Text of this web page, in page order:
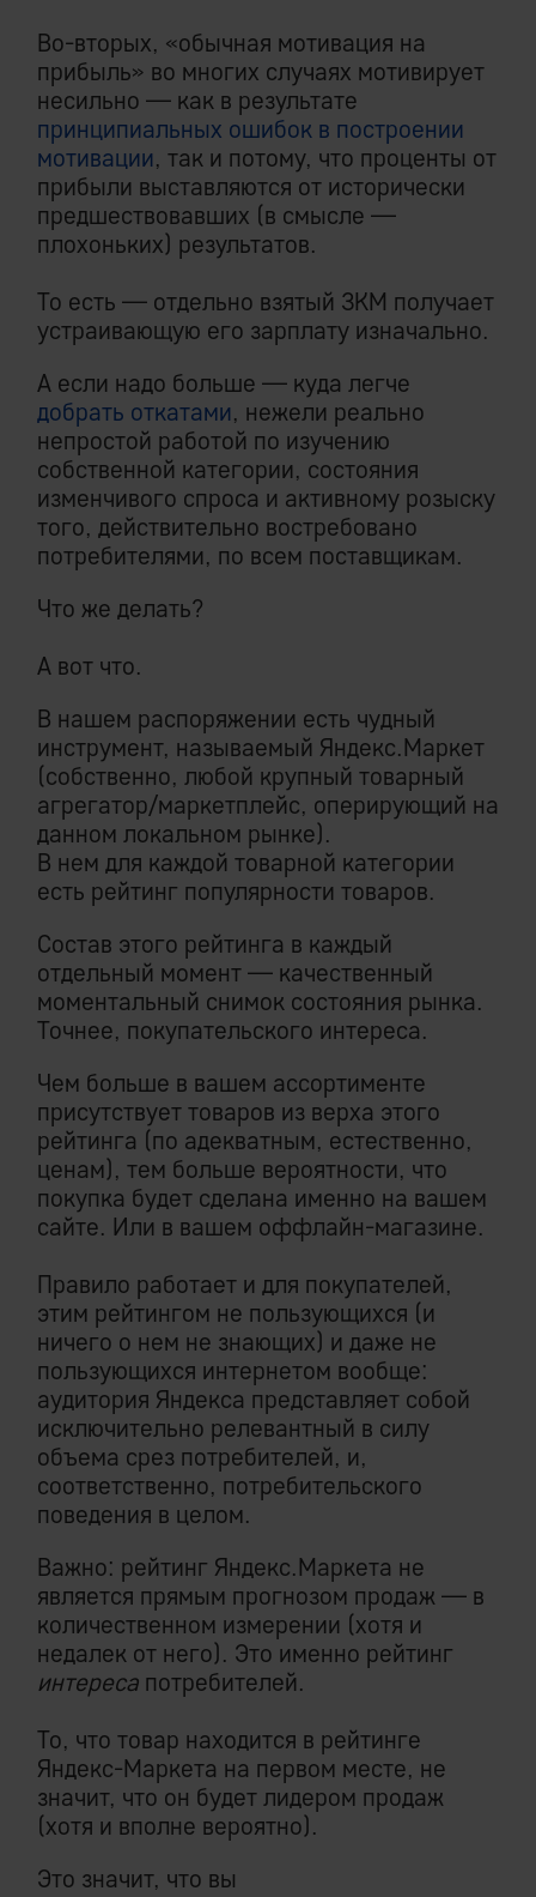
Во-вторых, «обычная мотивация на
прибыль» во многих случаях мотивирует
несильно — как в результате
принципиальных ошибок в построении
мотивации, так и потому, что проценты от
прибыли выставляются от исторически
предшествовавших (в смысле —
плохоньких) результатов.
То есть — отдельно взятый ЗКМ получает
устраивающую его зарплату изначально.
А если надо больше — куда легче
добрать откатами, нежели реально
непростой работой по изучению
собственной категории, состояния
изменчивого спроса и активному розыску
того, действительно востребовано
потребителями, по всем поставщикам.
Что же делать?
А вот что.
В нашем распоряжении есть чудный
инструмент, называемый Яндекс.Маркет
(собственно, любой крупный товарный
агрегатор/маркетплейс, оперирующий на
данном локальном рынке).
В нем для каждой товарной категории
есть рейтинг популярности товаров.
Состав этого рейтинга в каждый
отдельный момент — качественный
моментальный снимок состояния рынка.
Точнее, покупательского интереса.
Чем больше в вашем ассортименте
присутствует товаров из верха этого
рейтинга (по адекватным, естественно,
ценам), тем больше вероятности, что
покупка будет сделана именно на вашем
сайте. Или в вашем оффлайн-магазине.
Правило работает и для покупателей,
этим рейтингом не пользующихся (и
ничего о нем не знающих) и даже не
пользующихся интернетом вообще:
аудитория Яндекса представляет собой
исключительно релевантный в силу
объема срез потребителей, и,
соответственно, потребительского
поведения в целом.
Важно: рейтинг Яндекс.Маркета не
является прямым прогнозом продаж — в
количественном измерении (хотя и
недалек от него). Это именно рейтинг
интереса потребителей.
То, что товар находится в рейтинге
Яндекс-Маркета на первом месте, не
значит, что он будет лидером продаж
(хотя и вполне вероятно).
Это значит, что вы